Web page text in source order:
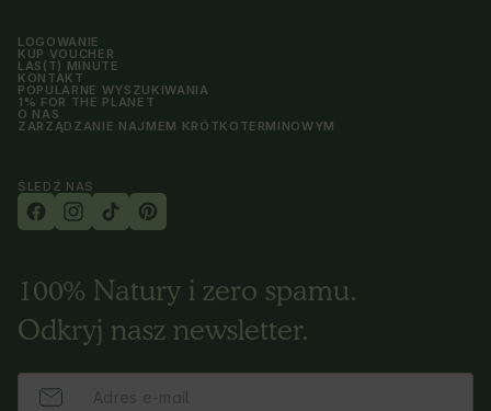
LOGOWANIE
KUP VOUCHER
LAS(T) MINUTE
KONTAKT
POPULARNE WYSZUKIWANIA
1% FOR THE PLANET
O NAS
ZARZĄDZANIE NAJMEM KRÓTKOTERMINOWYM
ŚLEDŹ NAS
100% Natury i zero spamu.
Odkryj nasz newsletter.